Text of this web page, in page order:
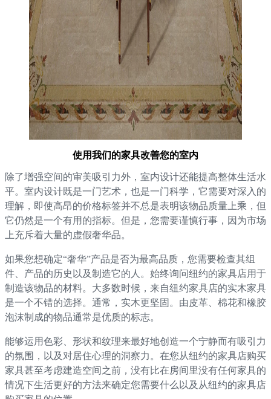
使用我们的家具改善您的室内
除了增强空间的审美吸引力外，室内设计还能提高整体生活水
平。室内设计既是一门艺术，也是一门科学，它需要对深入的
理解，即使高昂的价格标签并不总是表明该物品质量上乘，但
它仍然是一个有用的指标。但是，您需要谨慎行事，因为市场
上充斥着大量的虚假奢华品。
如果您想确定“奢华”产品是否为最高品质，您需要检查其组
件、产品的历史以及制造它的人。始终询问纽约的家具店用于
制造该物品的材料。大多数时候，来自纽约家具店的实木家具
是一个不错的选择。通常，实木更坚固。由皮革、棉花和橡胶
泡沫制成的物品通常是优质的标志。
能够运用色彩、形状和纹理来最好地创造一个宁静而有吸引力
的氛围，以及对居住心理的洞察力。在您从纽约的家具店购买
家具甚至考虑建造空间之前，没有比在房间里没有任何家具的
情况下生活更好的方法来确定您需要什么以及从纽约的家具店